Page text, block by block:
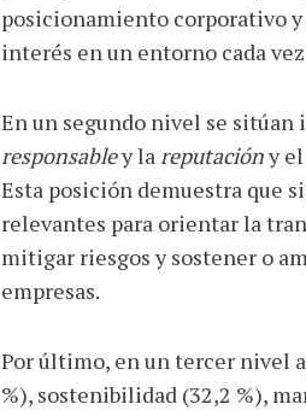
posicionamiento corporativo
interés en un entorno cada
En un segundo nivel se sitúan
responsabley la reputacióny
Esta posición demuestra que
relevantes para orientar la
mitigar riesgos y sostener o
empresas.
Por último, en un tercer nivel
%), sostenibilidad (32,2 %),